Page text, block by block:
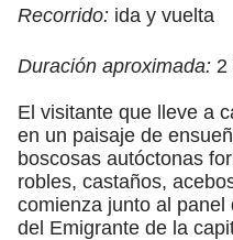
Recorrido: ida y vuelta
Duración aproximada: 2
El visitante que lleve a
en un paisaje de
boscosas autóctonas
robles, castaños,
comienza junto al
del Emigrante de la